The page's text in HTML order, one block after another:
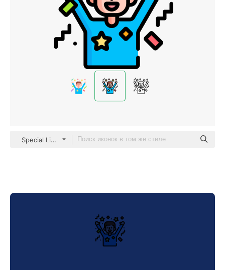
Special Lineal color